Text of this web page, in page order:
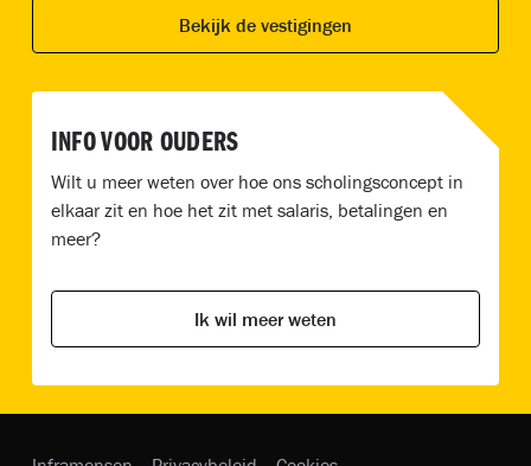
Bekijk de vestigingen
INFO VOOR OUDERS
Wilt u meer weten over hoe ons scholingsconcept in
elkaar zit en hoe het zit met salaris, betalingen en
meer?
Ik wil meer weten